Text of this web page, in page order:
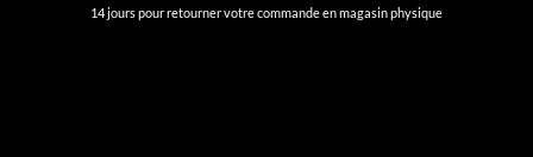
14 jours pour retourner votre commande en magasin physique